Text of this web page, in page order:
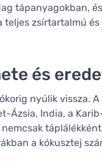
tápanyagokban, és
teljes zsírtartalmú
és
nyúlik vissza.
Ázsia, India, a
a kókusztej